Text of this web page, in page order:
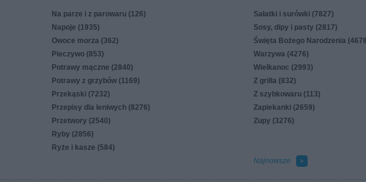
Na parze i z parowaru (126)
Napoje (1935)
Owoce morza (362)
Pieczywo (853)
Potrawy mączne (2840)
Potrawy z grzybów (1169)
Przekąski (7232)
Przepisy dla leniwych (8276)
Przetwory (2540)
Ryby (2856)
Ryże i kasze (584)
Sałatki i surówki (7827)
Sosy, dipy i pasty (2817)
Święta Bożego Narodzenia
Warzywa (4276)
Wielkanoc (2993)
Z grilla (832)
Z szybkowaru (113)
Zapiekanki (2659)
Zupy (3276)
Najnowsze